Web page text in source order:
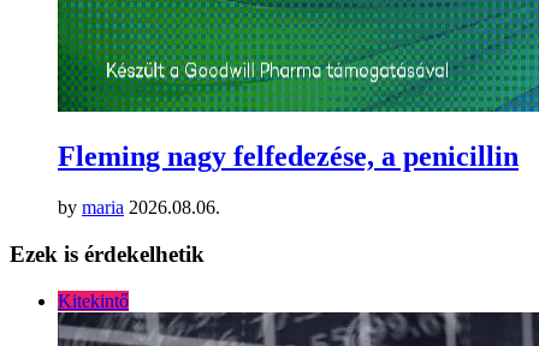
Fleming nagy felfedezése, a penicillin
by maria 2026.08.06.
Ezek is érdekelhetik
Kitekintő